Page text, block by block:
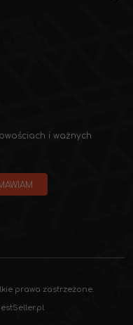
i ważnych
prawa zastrzeżone.